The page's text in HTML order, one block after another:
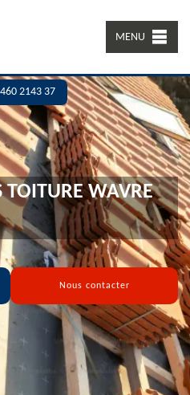
MENU
2143 37
TOITURE WAVRE
Nous contacter